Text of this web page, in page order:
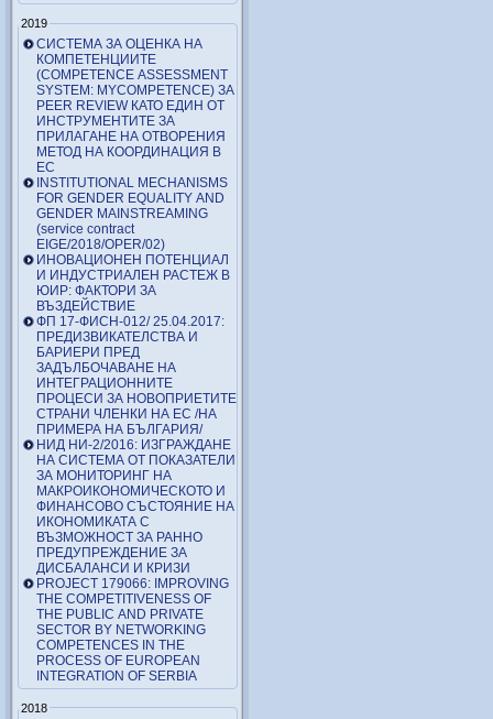
2019
СИСТЕМА ЗА ОЦЕНКА НА
КОМПЕТЕНЦИИТЕ
(COMPETENCE ASSESSMENT
SYSTEM: MYCOMPETENCE) ЗА
PEER REVIEW КАТО ЕДИН ОТ
ИНСТРУМЕНТИТЕ ЗА
ПРИЛАГАНЕ НА ОТВОРЕНИЯ
МЕТОД НА КООРДИНАЦИЯ В
ЕС
INSTITUTIONAL MECHANISMS
FOR GENDER EQUALITY AND
GENDER MAINSTREAMING
(service contract
EIGE/2018/OPER/02)
ИНОВАЦИОНЕН ПОТЕНЦИАЛ
И ИНДУСТРИАЛЕН РАСТЕЖ В
ЮИР: ФАКТОРИ ЗА
ВЪЗДЕЙСТВИЕ
ФП 17-ФИСН-012/ 25.04.2017:
ПРЕДИЗВИКАТЕЛСТВА И
БАРИЕРИ ПРЕД
ЗАДЪЛБОЧАВАНЕ НА
ИНТЕГРАЦИОННИТЕ
ПРОЦЕСИ ЗА НОВОПРИЕТИТЕ
СТРАНИ ЧЛЕНКИ НА ЕС /НА
ПРИМЕРА НА БЪЛГАРИЯ/
НИД НИ-2/2016: ИЗГРАЖДАНЕ
НА СИСТЕМА ОТ ПОКАЗАТЕЛИ
ЗА МОНИТОРИНГ НА
МАКРОИКОНОМИЧЕСКОТО И
ФИНАНСОВО СЪСТОЯНИЕ НА
ИКОНОМИКАТА С
ВЪЗМОЖНОСТ ЗА РАННО
ПРЕДУПРЕЖДЕНИЕ ЗА
ДИСБАЛАНСИ И КРИЗИ
PROJECT 179066: IMPROVING
THE COMPETITIVENESS OF
THE PUBLIC AND PRIVATE
SECTOR BY NETWORKING
COMPETENCES IN THE
PROCESS OF EUROPEAN
INTEGRATION OF SERBIA
2018